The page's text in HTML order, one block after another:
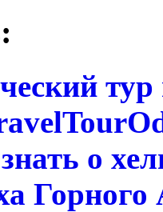
о
Горного